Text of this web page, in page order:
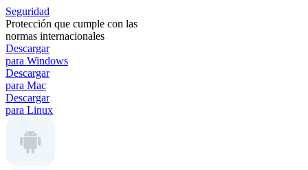
Seguridad
Protección que cumple con las
normas internacionales
Descargar
para Windows
Descargar
para Mac
Descargar
para Linux